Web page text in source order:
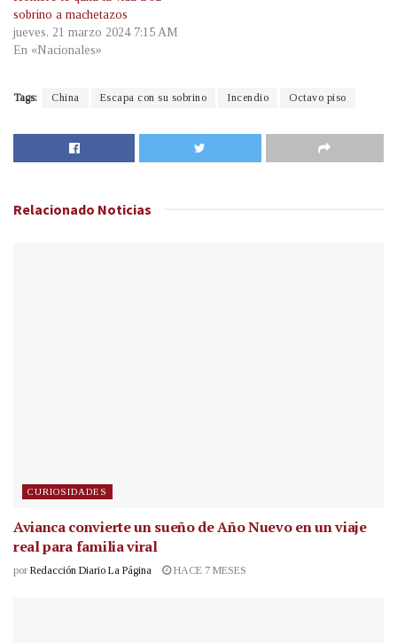
sobrino a machetazos
jueves, 21 marzo 2024 7:15 AM
En «Nacionales»
Tags: China Escapa con su sobrino Incendio Octavo piso
Relacionado Noticias
CURIOSIDADES
Avianca convierte un sueño de Año Nuevo en un viaje
real para familia viral
por Redacción Diario La Página HACE 7 MESES